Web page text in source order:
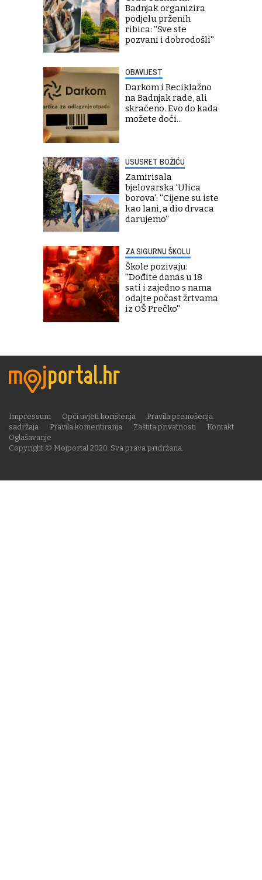
Badnjak organizira
podjelu prženih
ribica: ''Sve ste
pozvani i dobrodošli''
OBAVIJEST
Darkom i Reciklažno
na Badnjak rade, ali
skraćeno. Evo do kada
možete doći...
USUSRET BOŽIĆU
Zamirisala
bjelovarska 'Ulica
borova': ''Cijene su iste
kao lani, a dio drvaca
darujemo''
ZA SIGURNU ŠKOLU
Škole pozivaju:
''Dođite danas u 18
sati i zajedno s nama
odajte počast žrtvama
iz OŠ Prečko''
Copyright © Mojportal 2020. Sva prava pridržana.
Impressum Opći uvjeti korištenja
Pravila prenošenja
sadržaja
Pravila komentiranja Zaštita privatnosti
Kontakt
Oglašavanje